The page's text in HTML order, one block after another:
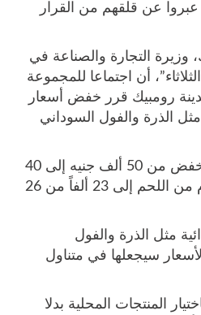
عبروا عن قلقهم من القرار
وزيرة التجارة والصناعة في
أن اجتماعا للمجموعة
رومبيك قرر خفض أسعار
مثل الذرة والفول السوداني
وأضافت أن سعر الذرة انخفض من 50 ألف جنيه إلى 40
ألف جنيه، وسعر كيلوجرام من اللحم إلى 23 ألفاً من 26
مثل الذرة والفول
سيجعلها في متناول
المنتجات المحلية بدلا